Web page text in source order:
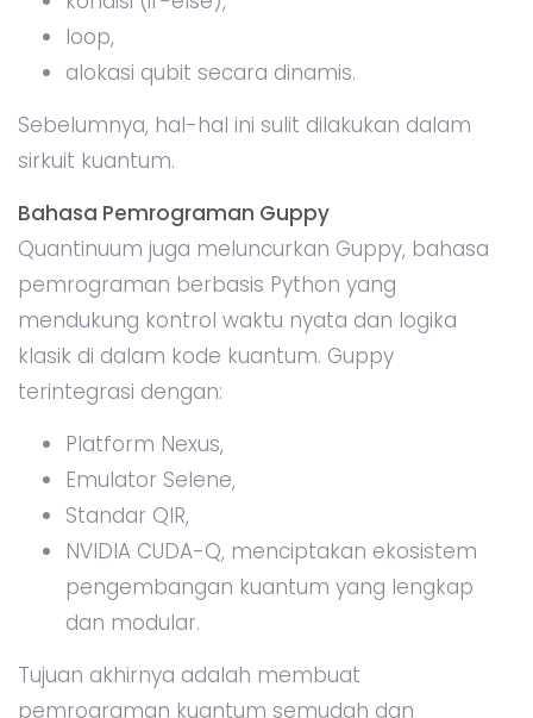
loop,
alokasi qubit secara dinamis.
Sebelumnya, hal-hal ini sulit dilakukan dalam
sirkuit kuantum.
Bahasa Pemrograman Guppy
Quantinuum juga meluncurkan Guppy, bahasa
pemrograman berbasis Python yang
mendukung kontrol waktu nyata dan logika
klasik di dalam kode kuantum. Guppy
terintegrasi dengan:
Platform Nexus,
Emulator Selene,
Standar QIR,
NVIDIA CUDA-Q, menciptakan ekosistem
pengembangan kuantum yang lengkap
dan modular.
Tujuan akhirnya adalah membuat
pemrograman kuantum semudah dan